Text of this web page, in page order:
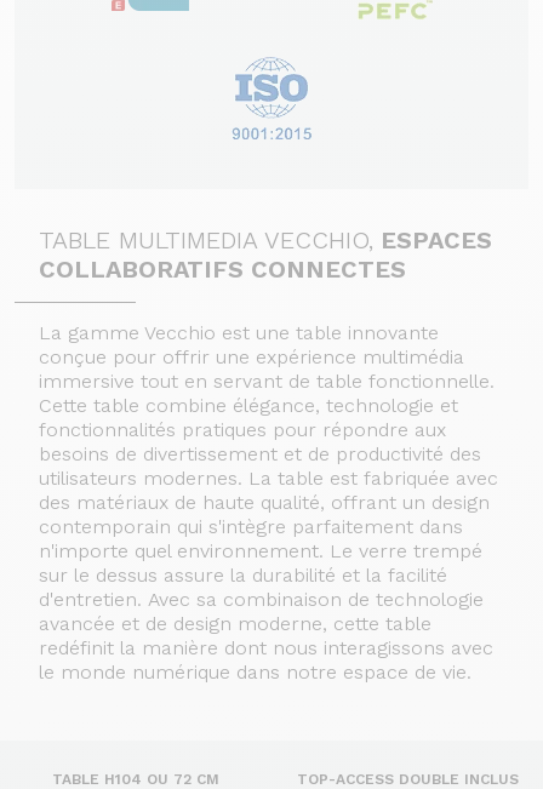
TABLE MULTIMEDIA VECCHIO, ESPACES
COLLABORATIFS CONNECTES
La gamme Vecchio est une table innovante
conçue pour offrir une expérience multimédia
immersive tout en servant de table fonctionnelle.
Cette table combine élégance, technologie et
fonctionnalités pratiques pour répondre aux
besoins de divertissement et de productivité des
utilisateurs modernes. La table est fabriquée avec
des matériaux de haute qualité, offrant un design
contemporain qui s'intègre parfaitement dans
n'importe quel environnement. Le verre trempé
sur le dessus assure la durabilité et la facilité
d'entretien. Avec sa combinaison de technologie
avancée et de design moderne, cette table
redéfinit la manière dont nous interagissons avec
le monde numérique dans notre espace de vie.
TABLE H104 OU 72 CM TOP-ACCESS DOUBLE INCLUS